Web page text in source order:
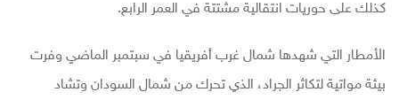
كذلك على حوريات انتقالية مشتتة في العمر الرابع.
الأمطار التي شهدها شمال غرب أفريقيا في سبتمبر الماضي وفرت
بيئة مواتية لتكاثر الجراد، الذي تحرك من شمال السودان وتشاد